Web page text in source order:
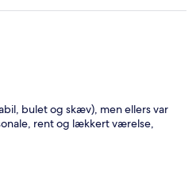
bulet og skæv), men ellers var
rent og lækkert værelse,